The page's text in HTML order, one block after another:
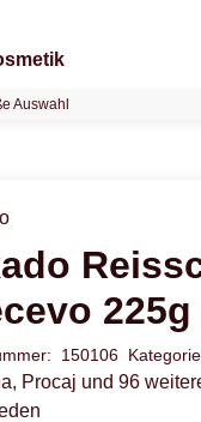
Auswahl
225g
150106
Procaj und 96